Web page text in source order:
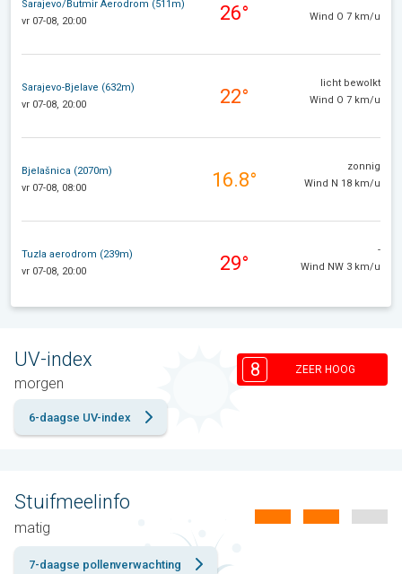
Sarajevo/Butmir Aerodrom (511m)
vr 07-08, 20:00
26°
Wind O 7 km/u
Sarajevo-Bjelave (632m)
vr 07-08, 20:00
22°
licht bewolkt
Wind O 7 km/u
Bjelašnica (2070m)
vr 07-08, 08:00
16.8°
zonnig
Wind N 18 km/u
Tuzla aerodrom (239m)
vr 07-08, 20:00
29°
-
Wind NW 3 km/u
UV-index
morgen
8 ZEER HOOG
6-daagse UV-index
Stuifmeelinfo
matig
7-daagse pollenverwachting